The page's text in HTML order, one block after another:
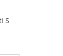
Toni pantaloni scurti S